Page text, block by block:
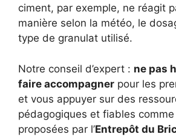
ciment, par exemple, ne réagit
manière selon la météo, le
type de granulat utilisé.
Notre conseil d’expert : ne pas
faire accompagner pour les
et vous appuyer sur des
pédagogiques et fiables comme
proposées par l’Entrepôt du